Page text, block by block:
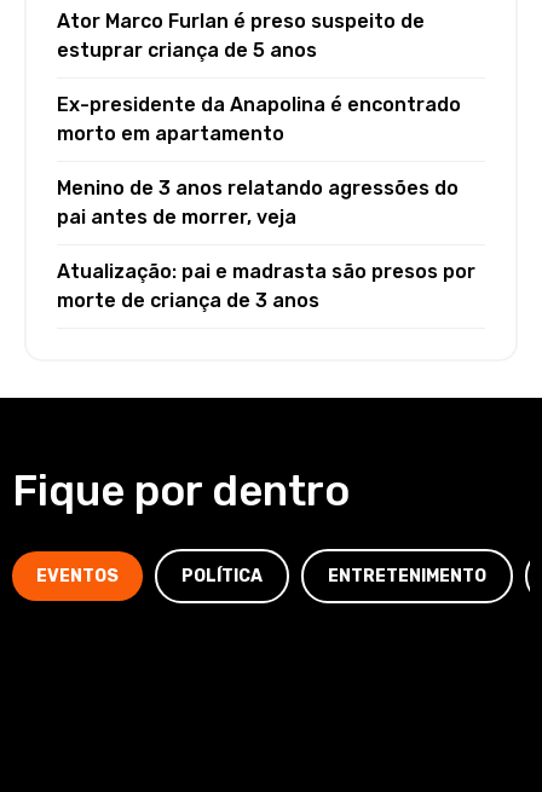
Ator Marco Furlan é preso suspeito de
estuprar criança de 5 anos
Ex-presidente da Anapolina é encontrado
morto em apartamento
Menino de 3 anos relatando agressões do
pai antes de morrer, veja
Atualização: pai e madrasta são presos por
morte de criança de 3 anos
Fique por dentro
EVENTOS POLÍTICA ENTRETENIMENTO